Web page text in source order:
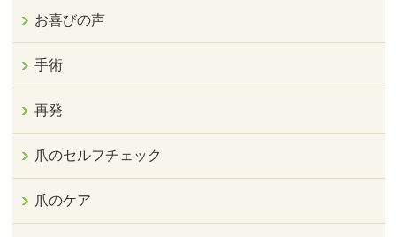
お喜びの声
手術
再発
爪のセルフチェック
爪のケア